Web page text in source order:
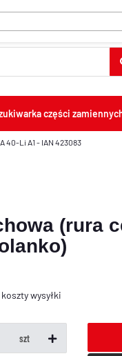
części
40-Li A1 - IAN 423083
(rura
koszty wysyłki
szt